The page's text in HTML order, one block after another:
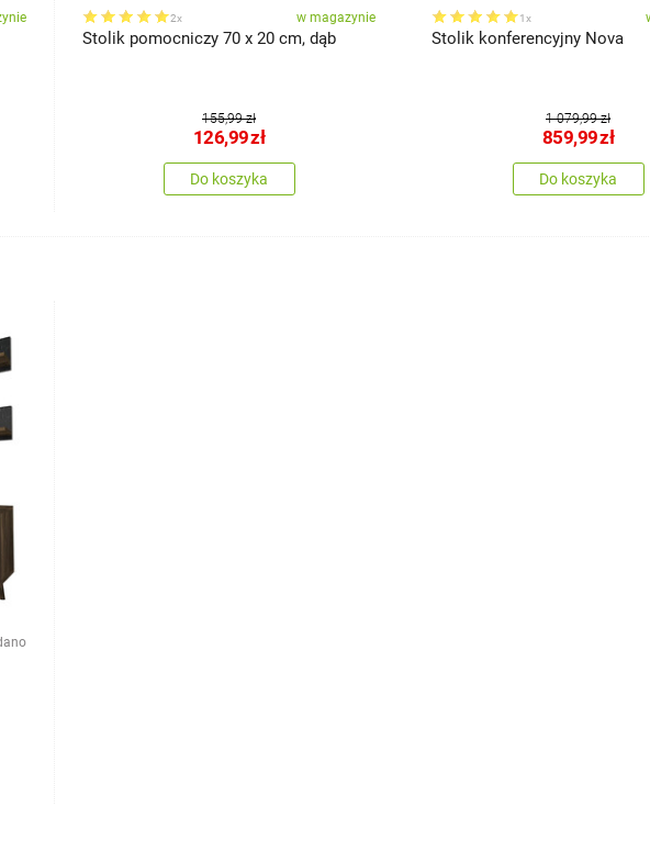
2x w magazynie
Stolik pomocniczy 70 x 20 cm, dąb
155,99 zł
126,99zł
Do koszyka
1x
Stolik konferencyjny Nova
1 079,99 zł
859,99zł
Do koszyka